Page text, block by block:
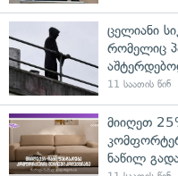
ცელიანი
რომელიც
11 საათის წინ
მიიღეთ
ნაწილ